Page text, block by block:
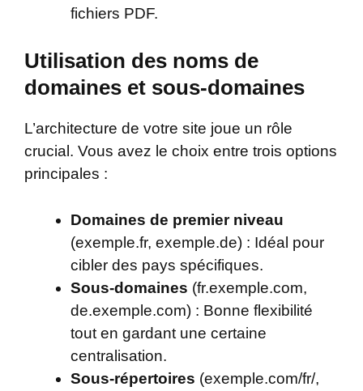
fichiers PDF.
Utilisation des noms de
domaines et sous-domaines
L’architecture de votre site joue un rôle
crucial. Vous avez le choix entre trois options
principales :
Domaines de premier niveau
(exemple.fr, exemple.de) : Idéal pour
cibler des pays spécifiques.
Sous-domaines (fr.exemple.com,
de.exemple.com) : Bonne flexibilité
tout en gardant une certaine
centralisation.
Sous-répertoires (exemple.com/fr/,